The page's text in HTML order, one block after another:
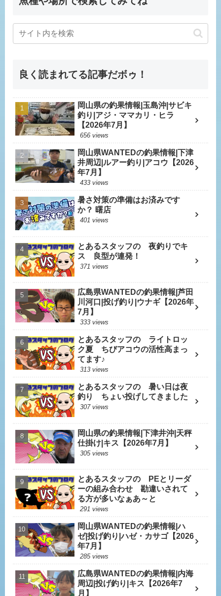
良く読まれてる記事だボゥ！
岡山県の釣果情報|玉島沖|サビキ
釣り|アジ・ママカリ・ヒラ
【2026年7月】
656 views
岡山県WANTEDの釣果情報|下津
井周辺|ルアー釣り|アコウ【2026
年7月】
433 views
暑さ対策の準備はお済みです
か？ 曙店
401 views
とあるスタッフの 夜釣りでキ
ス 良型が連発！
371 views
広島県WANTEDの釣果情報|芦田
川河口|投げ釣り|ウナギ【2026年
7月】
333 views
とあるスタッフの ライトロッ
ク夏 ちびアコウの活性高まっ
てます♪
313 views
とあるスタッフの 暑い日は夜
釣り ちょい投げしてきました
307 views
岡山県の釣果情報|下津井沖|天秤
仕掛け|キス【2026年7月】
305 views
とあるスタッフの PEとリーダ
ーの組み合わせ 勘違いされて
る方が多いなぁあ～と
291 views
岡山県WANTEDの釣果情報|ハ
ゼ|投げ釣り|ハゼ・カサゴ【2026
年7月】
285 views
広島県WANTEDの釣果情報|内海
周辺|投げ釣り|キス【2026年7
月】